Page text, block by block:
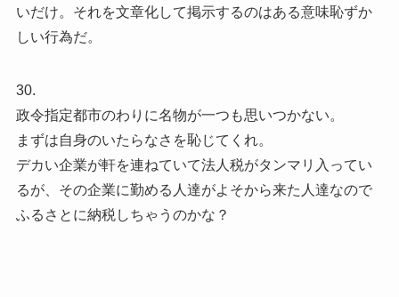
いだけ。それを文章化して掲示するのはある意味恥ずか
しい行為だ。
30.
政令指定都市のわりに名物が一つも思いつかない。
まずは自身のいたらなさを恥じてくれ。
デカい企業が軒を連ねていて法人税がタンマリ入ってい
るが、その企業に勤める人達がよそから来た人達なので
ふるさとに納税しちゃうのかな？